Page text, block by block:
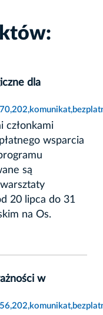
dla
członkami
wsparcia
są
20 lipca do 31
na Os.
w